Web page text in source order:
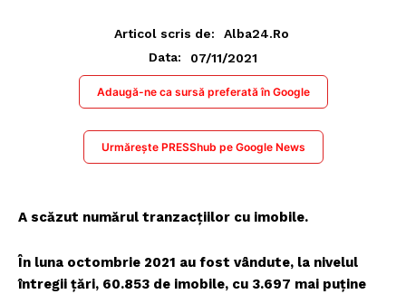
Articol scris de:
Alba24.ro
Data:
07/11/2021
Adaugă-ne ca sursă preferată în Google
Urmărește PRESShub pe Google News
A scăzut numărul tranzacțiilor cu imobile.
În luna octombrie 2021 au fost vândute, la nivelul
întregii țări, 60.853 de imobile, cu 3.697 mai puține